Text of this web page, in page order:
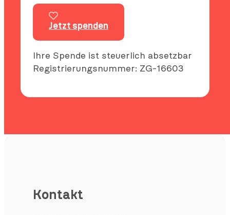
Jetzt spenden
Ihre Spende ist steuerlich absetzbar
Registrierungsnummer: ZG-16603
Kontakt